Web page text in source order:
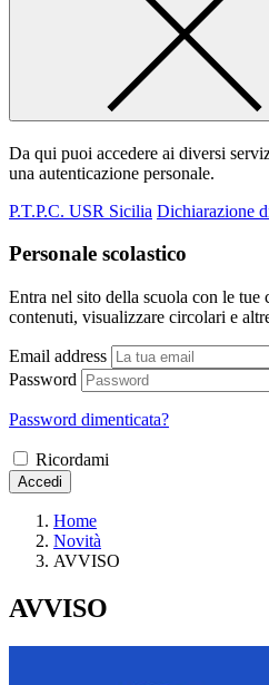
Da qui puoi accedere ai diversi
una autenticazione personale.
P.T.P.C. USR Sicilia Dichiarazione
Personale scolastico
Entra nel sito della scuola con le tue
contenuti, visualizzare circolari e
Email address
Password
Password dimenticata?
Ricordami
Accedi
Home
Novità
AVVISO
AVVISO